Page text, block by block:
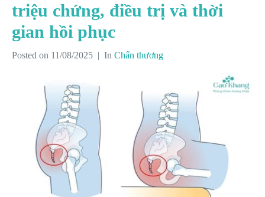
triệu chứng, điều trị và thời
gian hồi phục
Posted on 11/08/2025 In Chấn thương